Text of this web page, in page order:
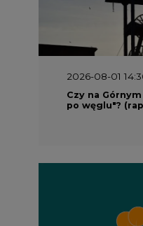
2026-08-01
Czy na
po węglu"?